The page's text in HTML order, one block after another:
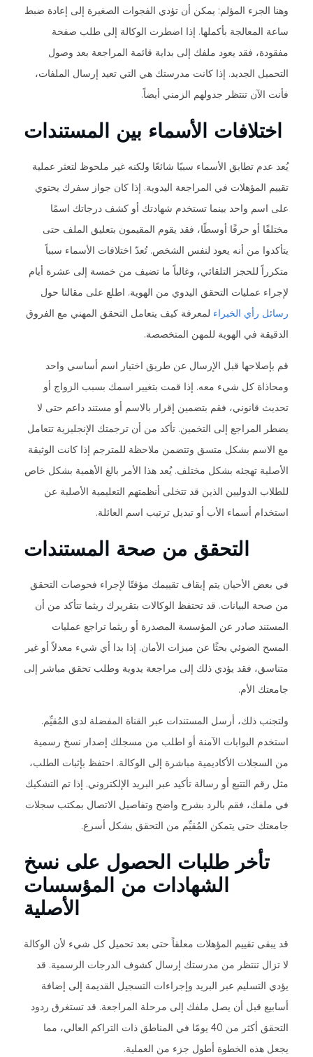
وهنا الجزء المؤلم: يمكن أن تؤدي الفجوات الصغيرة إلى إعادة ضبط
ساعة المعالجة بأكملها. إذا اضطرت الوكالة إلى طلب صفحة
مفقودة، فقد يعود ملفك إلى بداية قائمة المراجعة بعد وصول
التحميل الجديد. إذا كانت مدرستك هي التي تعيد إرسال الملفات،
فأنت الآن تنتظر جدولهم الزمني أيضاً.
اختلافات الأسماء بين المستندات
يُعد عدم تطابق الأسماء سببًا شائعًا ولكنه غير ملحوظ لتعثر عملية
تقييم المؤهلات في المراجعة اليدوية. إذا كان جواز سفرك يحتوي
على اسم واحد بينما تستخدم شهادتك أو كشف درجاتك اسمًا
مختلفًا أو حرفًا أوسطًا، فقد يقوم المقيمون بتعليق الملف حتى
يتأكدوا من أنه يعود لنفس الشخص. تُعدّ اختلافات الأسماء سبباً
متكرراً للحجز التلقائي، وغالباً ما تضيف من خمسة إلى عشرة أيام
لإجراء عمليات التحقق اليدوي من الهوية. اطلع على مقالنا حول
رسائل رأي الخبراء لمعرفة كيف يتعامل التحقق المهني مع الفروق
الدقيقة في الهوية للمهن المتخصصة.
قم بإصلاحها قبل الإرسال عن طريق اختيار اسم أساسي واحد
ومحاذاة كل شيء معه. إذا قمت بتغيير اسمك بسبب الزواج أو
تحديث قانوني، فقم بتضمين إقرار بالاسم أو مستند داعم حتى لا
يضطر المراجع إلى التخمين. تأكد من أن ترجمتك الإنجليزية تتعامل
مع الاسم بشكل متسق وتتضمن ملاحظة للمترجم إذا كانت الوثيقة
الأصلية تهجئه بشكل مختلف. يُعد هذا الأمر بالغ الأهمية بشكل خاص
للطلاب الدوليين الذين قد تتخلى أنظمتهم التعليمية الأصلية عن
استخدام أسماء الأب أو تبديل ترتيب اسم العائلة.
التحقق من صحة المستندات
في بعض الأحيان يتم إيقاف تقييمك مؤقتًا لإجراء فحوصات التحقق
من صحة البيانات. قد تحتفظ الوكالات بتقريرك ريثما تتأكد من أن
المستند صادر عن المؤسسة المصدرة أو ريثما تراجع عمليات
المسح الضوئي بحثًا عن ميزات الأمان. إذا بدا أي شيء معدلاً أو غير
متناسق، فقد يؤدي ذلك إلى مراجعة يدوية وطلب تحقق مباشر إلى
جامعتك الأم.
ولتجنب ذلك، أرسل المستندات عبر القناة المفضلة لدى المُقيِّم.
استخدم البوابات الآمنة أو اطلب من مسجلك إصدار نسخ رسمية
من السجلات الأكاديمية مباشرة إلى الوكالة. احتفظ بإثبات الطلب،
مثل رقم التتبع أو رسالة تأكيد عبر البريد الإلكتروني. إذا تم التشكيك
في ملفك، فقم بالرد بشرح واضح وتفاصيل الاتصال بمكتب سجلات
جامعتك حتى يتمكن المُقيِّم من التحقق بشكل أسرع.
تأخر طلبات الحصول على نسخ
الشهادات من المؤسسات
الأصلية
قد يبقى تقييم المؤهلات معلقاً حتى بعد تحميل كل شيء لأن الوكالة
لا تزال تنتظر من مدرستك إرسال كشوف الدرجات الرسمية. قد
يؤدي التسليم عبر البريد وإجراءات التسجيل القديمة إلى إضافة
أسابيع قبل أن يصل ملفك إلى مرحلة المراجعة. قد تستغرق ردود
التحقق أكثر من 40 يومًا في المناطق ذات التراكم العالي، مما
يجعل هذه الخطوة أطول جزء من العملية.